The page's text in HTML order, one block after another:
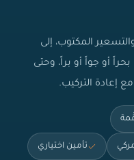
المكتوب، إلى
أو جواً أو براً، وحتى
إعادة التركيب.
تأمين اختياري